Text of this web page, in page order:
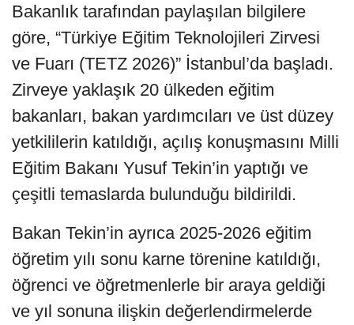
Bakanlık tarafından paylaşılan bilgilere
göre, “Türkiye Eğitim Teknolojileri Zirvesi
ve Fuarı (TETZ 2026)” İstanbul’da başladı.
Zirveye yaklaşık 20 ülkeden eğitim
bakanları, bakan yardımcıları ve üst düzey
yetkililerin katıldığı, açılış konuşmasını Milli
Eğitim Bakanı Yusuf Tekin’in yaptığı ve
çeşitli temaslarda bulunduğu bildirildi.
Bakan Tekin’in ayrıca 2025-2026 eğitim
öğretim yılı sonu karne törenine katıldığı,
öğrenci ve öğretmenlerle bir araya geldiği
ve yıl sonuna ilişkin değerlendirmelerde